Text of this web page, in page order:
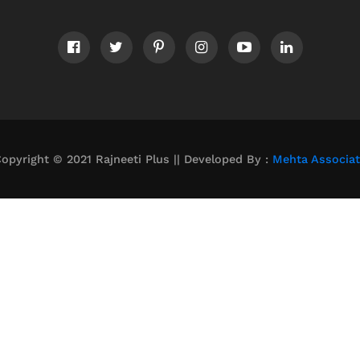
© 2021 Rajneeti Plus || Developed By : Mehta